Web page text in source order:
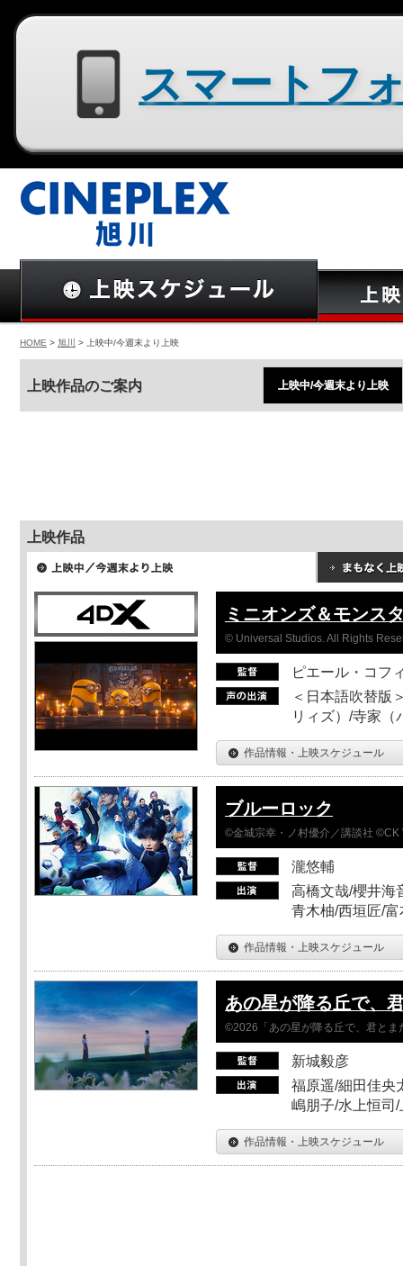
HOME > 旭川 > 上映中/今週末より上映
上映作品のご案内 上映中/今週末より上映
上映作品
ミニオンズ＆モンス
© Universal Studios. All Rights
ピエール・コフ
＜日本語吹替版
リィズ）/寺家（
作品情報・上映スケジュール
ブルーロック
©金城宗幸・ノ村優介／講談社 ©CK
瀧悠輔
高橋文哉/櫻井海
青木柚/西垣匠/
作品情報・上映スケジュール
あの星が降る丘で、
©2026「あの星が降る丘で、君とま
新城毅彦
福原遥/細田佳央
嶋朋子/水上恒司
作品情報・上映スケジュール